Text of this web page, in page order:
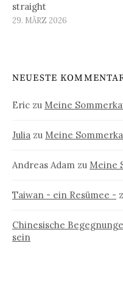
straight
29. MÄRZ 2026
NEUESTE
Eric zu Meine
Julia zu Meine
Andreas Adam zu Meine
Taiwan - ein Resümee -
Chinesische
sein